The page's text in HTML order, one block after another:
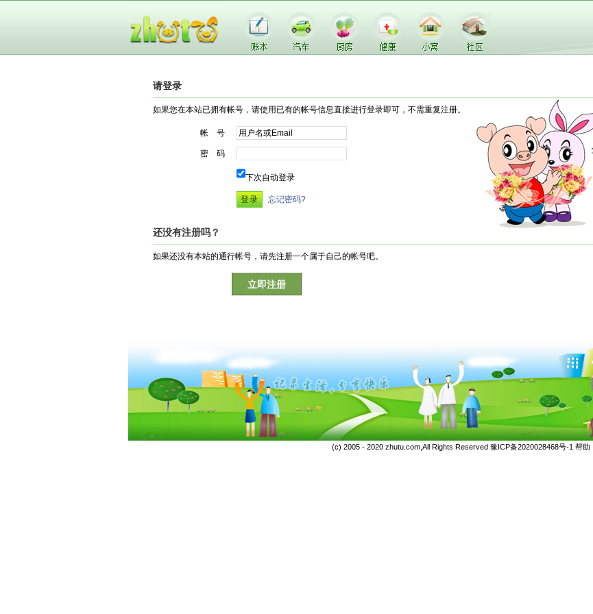
请登录
如果您在本站已拥有帐号，请使用已有的帐号信息直接进行登录即可，不需重复注册。
帐 号
密 码
下次自动登录
忘记密码?
还没有注册吗？
如果还没有本站的通行帐号，请先注册一个属于自己的帐号吧。
立即注册
(c) 2005 - 2020 zhutu.com,All Rights Reserved 豫ICP备2020028468号-1 帮助